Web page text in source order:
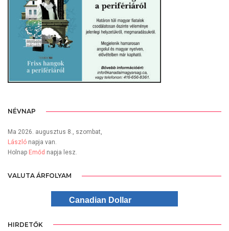
NÉVNAP
Ma 2026. augusztus 8., szombat,
László napja van.
Holnap Emőd napja lesz.
VALUTA ÁRFOLYAM
Canadian Dollar
HIRDETŐK